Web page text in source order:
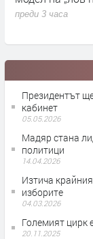
Президентът
кабинет
05.05.2026
Мадяр стана
политици
14.04.2026
Изтича
изборите
04.03.2026
Големият цирк
20.11.2025